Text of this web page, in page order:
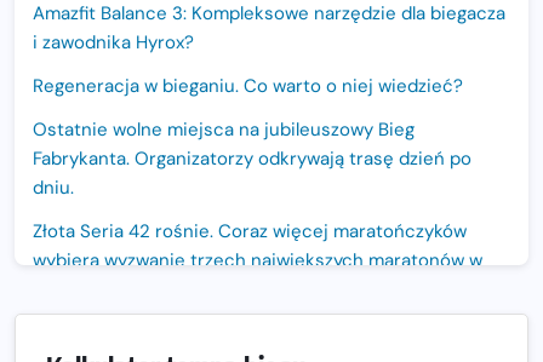
Amazfit Balance 3: Kompleksowe narzędzie dla biegacza
i zawodnika Hyrox?
Regeneracja w bieganiu. Co warto o niej wiedzieć?
Ostatnie wolne miejsca na jubileuszowy Bieg
Fabrykanta. Organizatorzy odkrywają trasę dzień po
dniu.
Złota Seria 42 rośnie. Coraz więcej maratończyków
wybiera wyzwanie trzech największych maratonów w